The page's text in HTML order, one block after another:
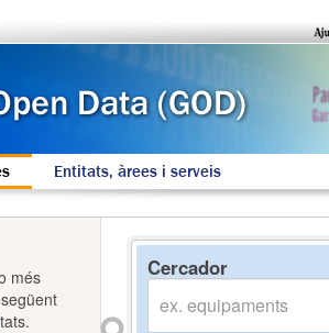
Entitats, àrees i serveis
Cercador
més